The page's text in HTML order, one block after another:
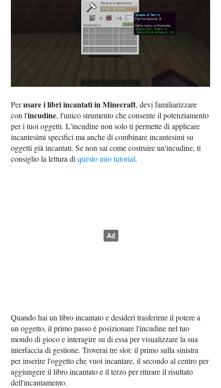
Perusare i libri incantati in Minecraft, devi familiarizzare
con l'incudine, l'unico strumento che consente il potenziamento
per i tuoi oggetti. L'incudine non solo ti permette di applicare
incantesimi specifici ma anche di combinare incantesimi su
oggetti già incantati. Se non sai come costruire un'incudine, ti
consiglio la lettura diquesto mio tutorial.
Quando hai un libro incantato e desideri trasferirne il potere a
un oggetto, il primo passo è posizionare l'incudine nel tuo
mondo di gioco e interagire su di essa per visualizzare la sua
interfaccia di gestione. Troverai tre slot: il primo sulla sinistra
per inserire l'oggetto che vuoi incantare, il secondo al centro per
aggiungere il libro incantato e il terzo per ritirare il risultato
dell'incantamento.